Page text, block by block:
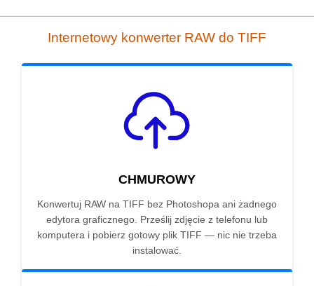
Internetowy konwerter RAW do TIFF
CHMUROWY
Konwertuj RAW na TIFF bez Photoshopa ani żadnego
edytora graficznego. Prześlij zdjęcie z telefonu lub
komputera i pobierz gotowy plik TIFF — nic nie trzeba
instalować.